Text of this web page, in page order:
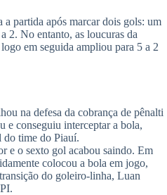
partida após marcar dois gols: um
2. No entanto, as loucuras da
em seguida ampliou para 5 a 2
na defesa da cobrança de pênalti
e conseguiu interceptar a bola,
do time do Piauí.
e o sexto gol acabou saindo. Em
colocou a bola em jogo,
do goleiro-linha, Luan